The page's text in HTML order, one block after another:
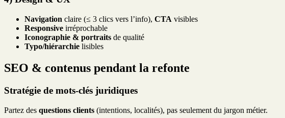
Navigation claire (≤ 3 clics vers l’info), CTA visibles
Responsive irréprochable
Iconographie & portraits de qualité
Typo/hiérarchie lisibles
SEO & contenus pendant la refonte
Stratégie de mots-clés juridiques
Partez des questions clients (intentions, localités), pas seulement du jargon métier.